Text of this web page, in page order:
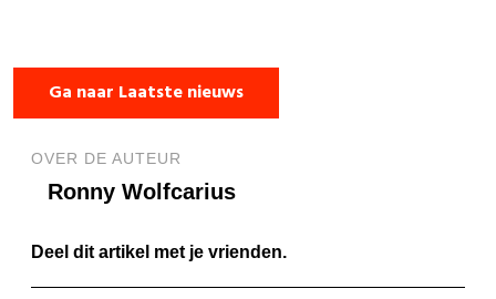
Ga naar Laatste nieuws
OVER DE AUTEUR
Ronny Wolfcarius
Deel dit artikel met je vrienden.